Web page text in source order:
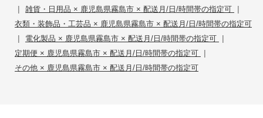
| 雑貨・日用品 × 鹿児島県霧島市 × 配送月/日/時間帯の指定可 |
衣類・装飾品・工芸品 × 鹿児島県霧島市 × 配送月/日/時間帯の指定可
| 電化製品 × 鹿児島県霧島市 × 配送月/日/時間帯の指定可 |
定期便 × 鹿児島県霧島市 × 配送月/日/時間帯の指定可 |
その他 × 鹿児島県霧島市 × 配送月/日/時間帯の指定可